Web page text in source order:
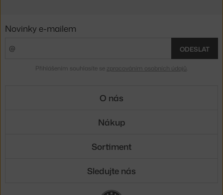
Novinky e-mailem
ODESLAT
Přihlášením souhlasíte se zpracováním osobních údajů
O nás
Nákup
Sortiment
Sledujte nás